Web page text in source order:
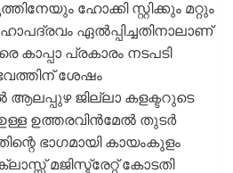
ഹോക്കി സ്റ്റിക്കും മറ്റും
ഏൽപ്പിച്ചതിനാലാണ്
കാപ്പാ പ്രകാരം നടപടി
ശേഷം
ആലപ്പുഴ ജില്ലാ കളക്ടറുടെ
ഉള്ള ഉത്തരവിൻമേൽ തുടർ
ഭാഗമായി കായംകുളം
മജിസ്ട്രേറ്റ് കോടതി